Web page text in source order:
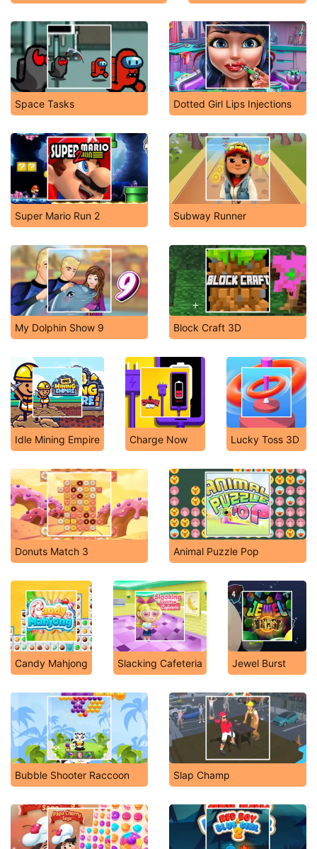
Space Tasks Dotted Girl Lips Injections
Super Mario Run 2 Subway Runner
My Dolphin Show 9 Block Craft 3D
Idle Mining Empire Charge Now Lucky Toss 3D
Donuts Match 3 Animal Puzzle Pop
Candy Mahjong Slacking Cafeteria Jewel Burst
Bubble Shooter Raccoon Slap Champ